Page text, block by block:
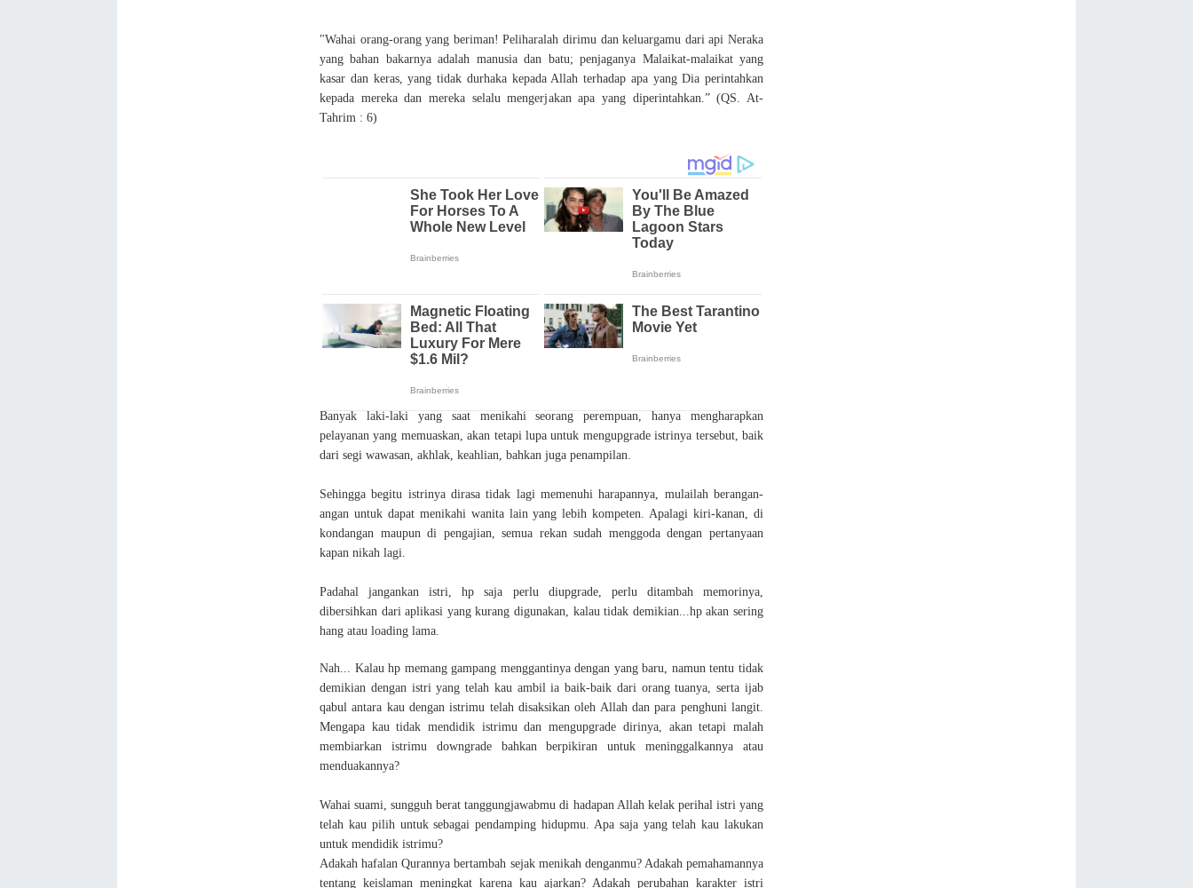
"Wahai orang-orang yang beriman! Peliharalah dirimu dan keluargamu dari api Neraka
yang bahan bakarnya adalah manusia dan batu; penjaganya Malaikat-malaikat yang
kasar dan keras, yang tidak durhaka kepada Allah terhadap apa yang Dia perintahkan
kepada mereka dan mereka selalu mengerjakan apa yang diperintahkan.” (QS. At-
Tahrim : 6)
Banyak laki-laki yang saat menikahi seorang perempuan, hanya mengharapkan
pelayanan yang memuaskan, akan tetapi lupa untuk mengupgrade istrinya tersebut, baik
dari segi wawasan, akhlak, keahlian, bahkan juga penampilan.
Sehingga begitu istrinya dirasa tidak lagi memenuhi harapannya, mulailah berangan-
angan untuk dapat menikahi wanita lain yang lebih kompeten. Apalagi kiri-kanan, di
kondangan maupun di pengajian, semua rekan sudah menggoda dengan pertanyaan
kapan nikah lagi.
Padahal jangankan istri, hp saja perlu diupgrade, perlu ditambah memorinya,
dibersihkan dari aplikasi yang kurang digunakan, kalau tidak demikian...hp akan sering
hang atau loading lama.
Nah... Kalau hp memang gampang menggantinya dengan yang baru, namun tentu tidak
demikian dengan istri yang telah kau ambil ia baik-baik dari orang tuanya, serta ijab
qabul antara kau dengan istrimu telah disaksikan oleh Allah dan para penghuni langit.
Mengapa kau tidak mendidik istrimu dan mengupgrade dirinya, akan tetapi malah
membiarkan istrimu downgrade bahkan berpikiran untuk meninggalkannya atau
menduakannya?
Wahai suami, sungguh berat tanggungjawabmu di hadapan Allah kelak perihal istri yang
telah kau pilih untuk sebagai pendamping hidupmu. Apa saja yang telah kau lakukan
untuk mendidik istrimu?
Adakah hafalan Qurannya bertambah sejak menikah denganmu? Adakah pemahamannya
tentang keislaman meningkat karena kau ajarkan? Adakah perubahan karakter istri